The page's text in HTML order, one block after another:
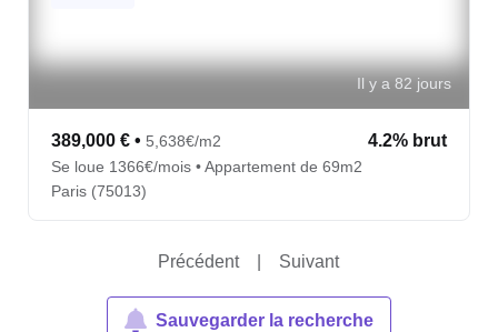
Il y a 82 jours
389,000 € • 5,638€/m2 4.2% brut
Se loue 1366€/mois • Appartement de 69m2
Paris (75013)
Précédent Suivant
Sauvegarder la recherche